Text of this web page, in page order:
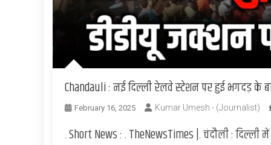
Chandauli : नई दिल्ली रेलवे स्टेशन पर हुई भगदड़ के
February 16, 2025 Kumar Umesh - (Journalist)
. Short News : . TheNewsTimes |. चंदौली : दिल्ली